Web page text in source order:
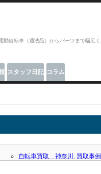
自転車（適法品）からパーツまで幅広
スタッフ日記 コラム
自転車買取 神奈川 , 買取事例